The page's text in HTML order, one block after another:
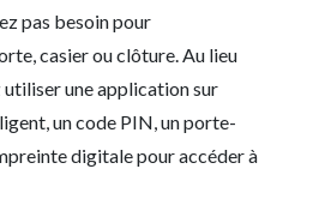
pas besoin pour
casier ou clôture. Au lieu
utiliser une application sur
un code PIN, un porte-
digitale pour accéder à